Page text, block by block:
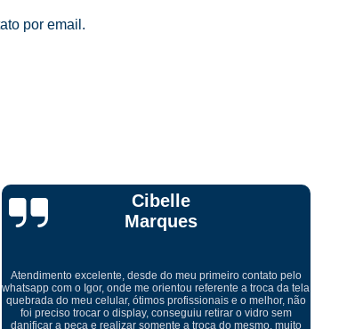
Curso de Manutenção
Curso de Montagem e Manutenção de
Curso Online Manutenção de Celular
Curso Técnico em Manutenção de
por email.
Ricardo Tadeu
Levei meu aparelho para conserto fui muito bem atendido um
ótimo ambiente serviço rápido muito bem feito. Recomendo
serviço muito bom abraço